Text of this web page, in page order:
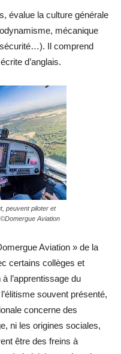
évalue la culture générale
mécanique
Il comprend
d’anglais.
peuvent piloter et
Aviation
Aviation » de la
certains collèges et
l’apprentissage du
souvent présenté,
concerne des
ni les origines sociales,
être des freins à